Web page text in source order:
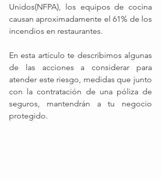
Unidos(NFPA), los equipos de cocina
causan aproximadamente el 61% de los
incendios en restaurantes.
En esta artículo te describimos algunas
de las acciones a considerar para
atender este riesgo, medidas que junto
con la contratación de una póliza de
seguros, mantendrán a tu negocio
protegido.